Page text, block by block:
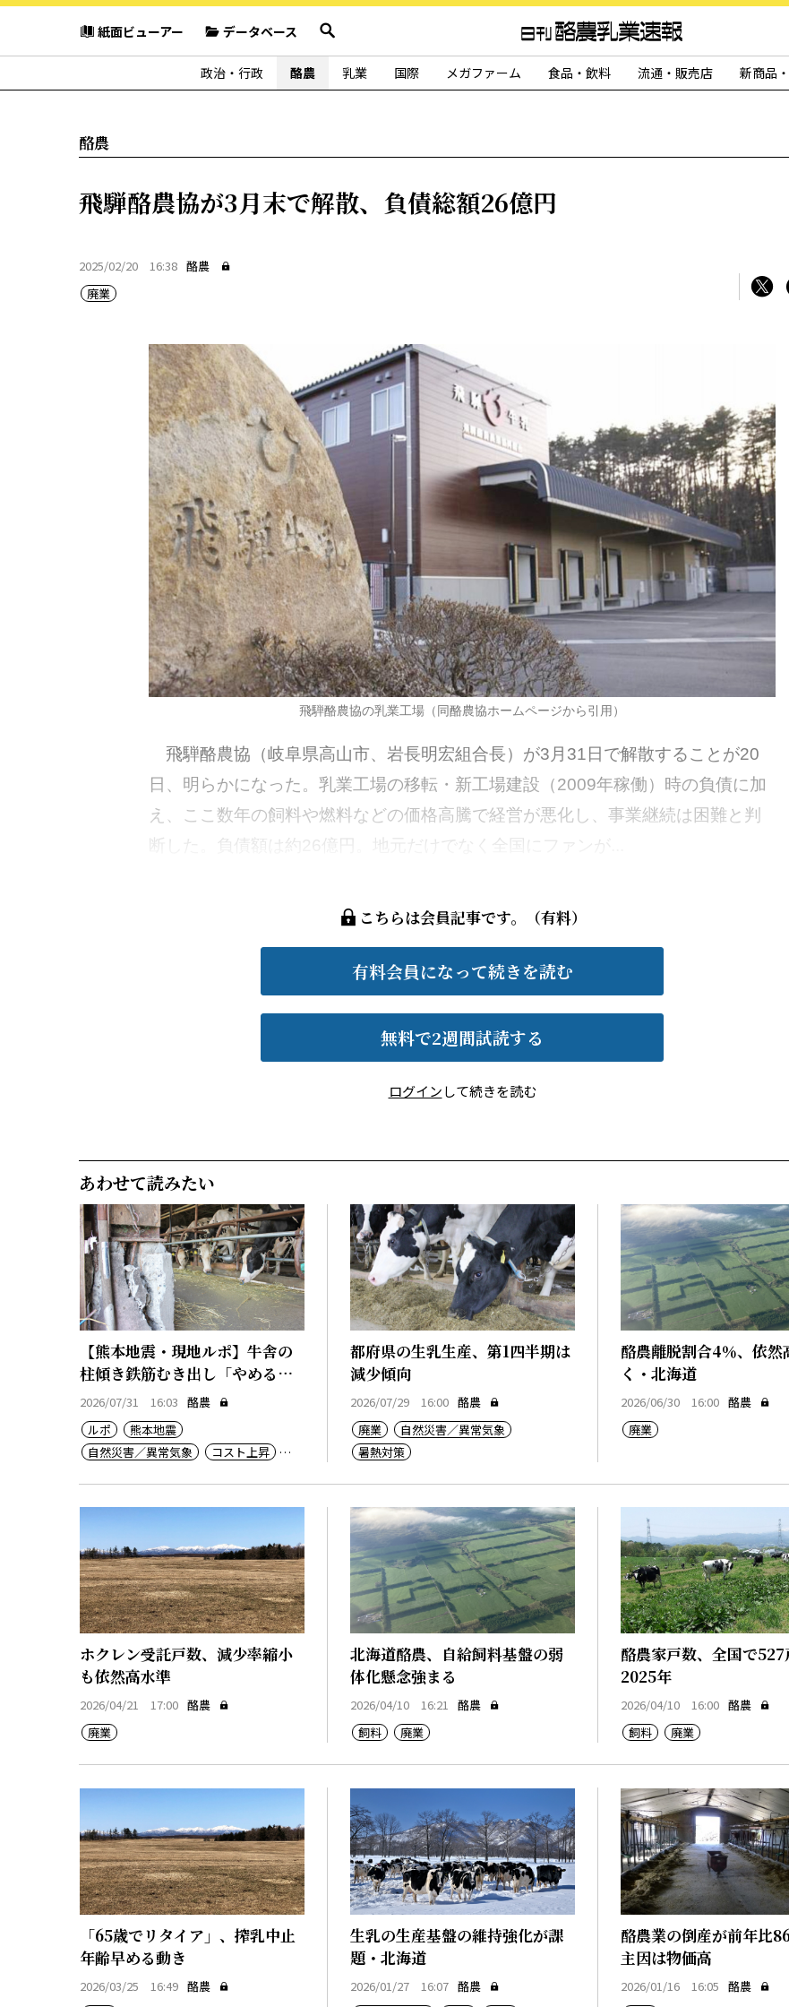
紙面ビューアー データベース
政治・行政 酪農 乳業 国際 メガファーム 食品・飲料 流通・販売店 新商品
酪農
飛騨酪農協が3月末で解散、負債総額26億円
2025/02/20 16:38 酪農
廃業
飛騨酪農協の乳業工場（同酪農協ホームページから引用）
飛騨酪農協（岐阜県高山市、岩長明宏組合長）が3月31日で解散することが20
日、明らかになった。乳業工場の移転・新工場建設（2009年稼働）時の負債に加
え、ここ数年の飼料や燃料などの価格高騰で経営が悪化し、事業継続は困難と判
断した。負債額は約26億円。地元だけでなく全国にファンが...
こちらは会員記事です。（有料）
有料会員になって続きを読む
無料で2週間試読する
ログインして続きを読む
あわせて読みたい
【熊本地震・現地ルポ】牛舎の
柱傾き鉄筋むき出し「やめるし
か」
2026/07/31 16:03 酪農
ルポ
熊本地震
自然災害／異常気象
コスト上昇
都府県の生乳生産、第1四半期は
減少傾向
2026/07/29 16:00 酪農
廃業
自然災害／異常気象
暑熱対策
酪農離脱割合4％、依然
く・北海道
2026/06/30 16:00 酪農
廃業
ホクレン受託戸数、減少率縮小
も依然高水準
2026/04/21 17:00 酪農
廃業
北海道酪農、自給飼料基盤の弱
体化懸念強まる
2026/04/10 16:21 酪農
飼料
廃業
酪農家戸数、全国で527
2025年
2026/04/10 16:00 酪農
飼料
廃業
「65歳でリタイア」、搾乳中止
年齢早める動き
2026/03/25 16:49 酪農
生乳の生産基盤の維持強化が課
題・北海道
2026/01/27 16:07 酪農
酪農業の倒産が前年比86
主因は物価高
2026/01/16 16:05 酪農